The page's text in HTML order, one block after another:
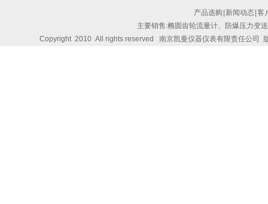
产品选购 新闻动态 客
主要销售:椭圆齿轮流量计、防爆压力变
Copyright 2010 All rights reserved 南京凯曼仪器仪表有限责任公司